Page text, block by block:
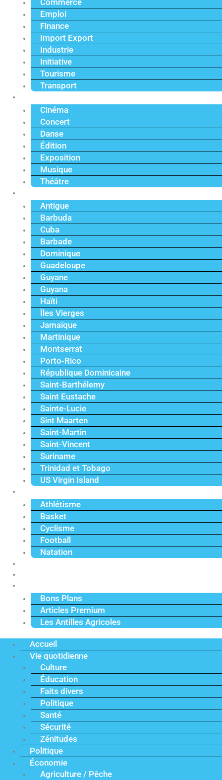
Commerce
Emploi
Finance
Import Export
Industrie
Initiative
Tourisme
Transport
Cinéma
Concert
Danse
Édition
Exposition
Musique
Théâtre
Antigue
Barbuda
Cuba
Barbade
Dominique
Guadeloupe
Guyane
Guyana
Haïti
Îles Vierges
Jamaïque
Martinique
Montserrat
Porto-Rico
République Dominicaine
Saint-Barthélemy
Saint Eustache
Sainte-Lucie
Sint Maarten
Saint-Martin
Saint-Vincent
Suriname
Trinidad et Tobago
US Virgin Island
Athlétisme
Basket
Cyclisme
Football
Natation
Bons Plans
Articles Premium
Les Antilles Agricoles
Accueil
Vie quotidienne
Culture
Éducation
Faits divers
Politique
Santé
Sécurité
Zénitudes
Politique
Économie
Agriculture / Pêche